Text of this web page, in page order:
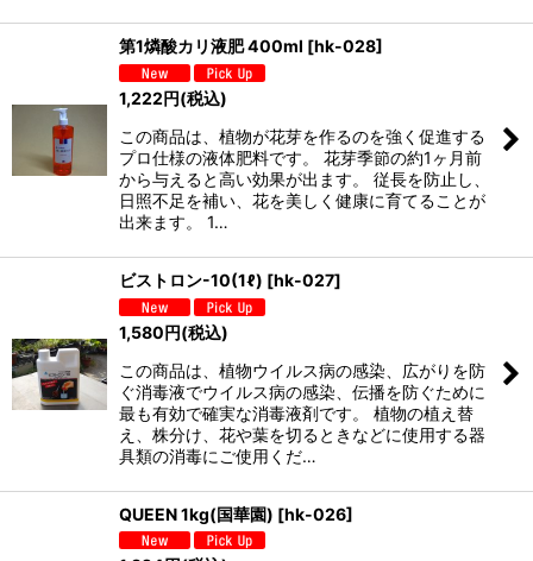
第1燐酸カリ液肥 400ml [hk-028]
1,222円(税込)
この商品は、植物が花芽を作るのを強く促進する
プロ仕様の液体肥料です。 花芽季節の約1ヶ月前
から与えると高い効果が出ます。 従長を防止し、
日照不足を補い、花を美しく健康に育てることが
出来ます。 1…
ビストロン-10(1ℓ) [hk-027]
1,580円(税込)
この商品は、植物ウイルス病の感染、広がりを防
ぐ消毒液でウイルス病の感染、伝播を防ぐために
最も有効で確実な消毒液剤です。 植物の植え替
え、株分け、花や葉を切るときなどに使用する器
具類の消毒にご使用くだ…
QUEEN 1kg(国華園) [hk-026]